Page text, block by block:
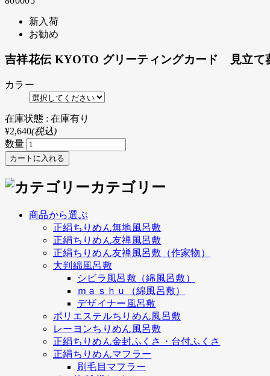
新入荷
お勧め
吉祥花伝 KYOTO グリーティングカード 見立て
カラー
在庫状態 : 在庫有り
¥2,640(税込)
数量
カテゴリー
商品から選ぶ
正絹ちりめん無地風呂敷
正絹ちりめん友禅風呂敷
正絹ちりめん友禅風呂敷（作家物）
大判綿風呂敷
シビラ風呂敷（綿風呂敷）
ｍａｓｈｕ（綿風呂敷）
デザイナー風呂敷
ポリエステルちりめん風呂敷
レーヨンちりめん風呂敷
正絹ちりめん金封ふくさ・台付ふくさ
正絹ちりめんマフラー
刷毛目マフラー